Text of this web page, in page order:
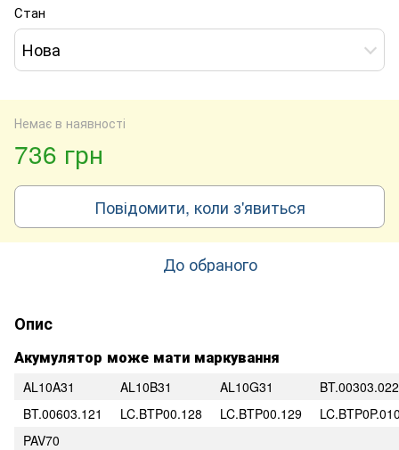
Стан
Нова
Немає в наявності
736 грн
Повідомити, коли з'явиться
До обраного
Опис
Акумулятор може мати маркування
AL10A31 AL10B31 AL10G31
BT.00303.022
BT.00603.121
LC.BTP00.128 LC.BTP00.129
PAV70